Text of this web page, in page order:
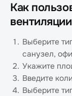
Как
вентиляции
Выберите
санузел,
Укажите
Введите
Выберите